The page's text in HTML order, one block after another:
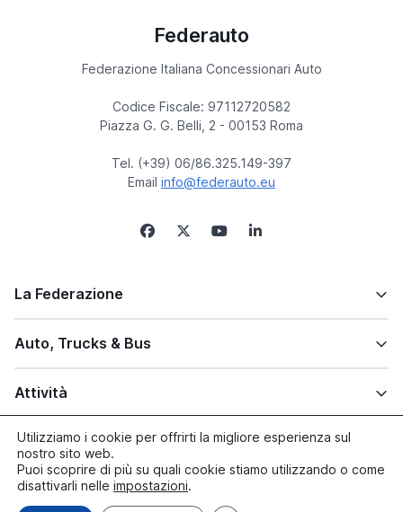
Federauto
Federazione Italiana Concessionari Auto
Codice Fiscale: 97112720582
Piazza G. G. Belli, 2 - 00153 Roma
Tel. (+39) 06/86.325.149-397
Email info@federauto.eu
La Federazione
Auto, Trucks & Bus
Attività
Altre info
Utilizziamo i cookie per offrirti la migliore esperienza sul
nostro sito web.
Puoi scoprire di più su quali cookie stiamo utilizzando o come
disattivarli nelle impostazioni.